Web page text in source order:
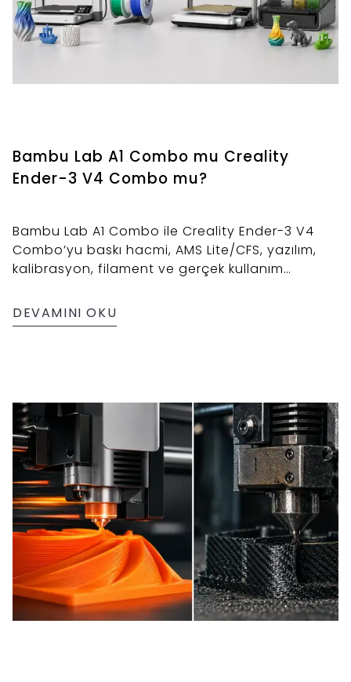
Bambu Lab A1 Combo mu Creality
Ender-3 V4 Combo mu?
Bambu Lab A1 Combo ile Creality Ender-3 V4
Combo’yu baskı hacmi, AMS Lite/CFS, yazılım,
kalibrasyon, filament ve gerçek kullanım
alma rehberi.
DEVAMINI OKU